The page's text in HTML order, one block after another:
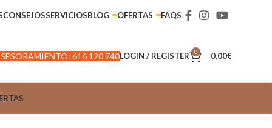
CONSEJOSSERVICIOSBLOG OFERTAS FAQS
616 120 740LOGIN / REGISTER 0 0,00€